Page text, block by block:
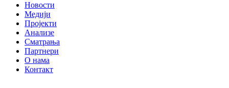
Новости
Медији
Пројекти
Анализе
Сматрања
Партнери
О нама
Контакт